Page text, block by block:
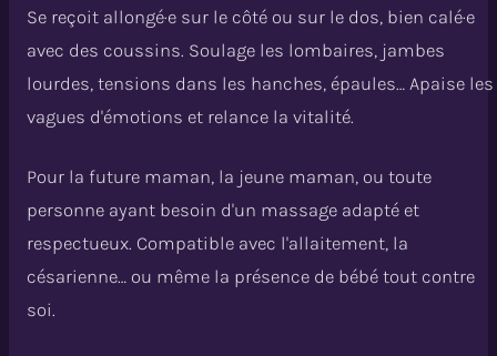
Se reçoit allongé·e sur le côté ou sur le dos, bien calé·e
avec des coussins. Soulage les lombaires, jambes
lourdes, tensions dans les hanches, épaules… Apaise les
vagues d'émotions et relance la vitalité.
Pour la future maman, la jeune maman, ou toute
personne ayant besoin d'un massage adapté et
respectueux. Compatible avec l'allaitement, la
césarienne… ou même la présence de bébé tout contre
soi.